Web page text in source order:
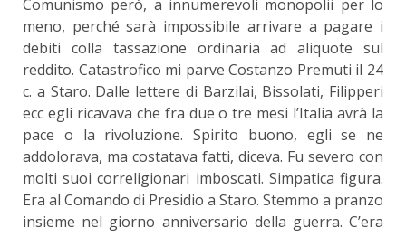
Comunismo però, a innumerevoli monopolii per lo
meno, perché sarà impossibile arrivare a pagare i
debiti colla tassazione ordinaria ad aliquote sul
reddito. Catastrofico mi parve Costanzo Premuti il 24
c. a Staro. Dalle lettere di Barzilai, Bissolati, Filipperi
ecc egli ricavava che fra due o tre mesi l’Italia avrà la
pace o la rivoluzione. Spirito buono, egli se ne
addolorava, ma costatava fatti, diceva. Fu severo con
molti suoi correligionari imboscati. Simpatica figura.
Era al Comando di Presidio a Staro. Stemmo a pranzo
insieme nel giorno anniversario della guerra. C’era